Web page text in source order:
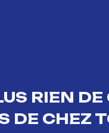
RIEN DE
DE CHEZ